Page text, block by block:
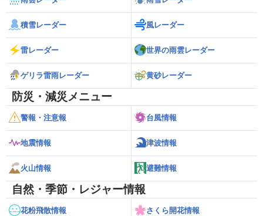
積雪レーダー 風レーダー
雷レーダー 世界の雨雲レーダー
ゲリラ雷雨レーダー 黄砂レーダー
防災・減災メニュー
警報・注意報 台風情報
地震情報 津波情報
火山情報 避難情報
自然・季節・レジャー情報
花粉飛散情報 さくら開花情報